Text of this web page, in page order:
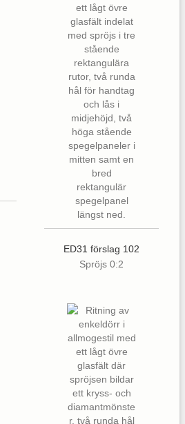
ED31 förslag 102
Spröjs 0:2